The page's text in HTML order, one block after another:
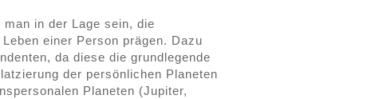
in der Lage sein, die
einer Person prägen. Dazu
da diese die grundlegende
der persönlichen Planeten
Planeten (Jupiter,